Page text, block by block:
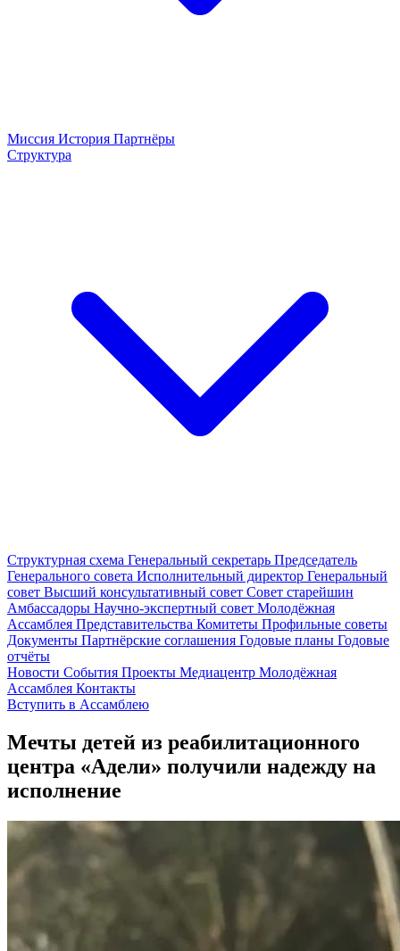
Миссия История Партнёры
Структура
Структурная схема Генеральный секретарь Председатель
Генерального совета Исполнительный директор Генеральный
совет Высший консультативный совет Совет старейшин
Амбассадоры Научно-экспертный совет Молодёжная
Ассамблея Представительства Комитеты Профильные советы
Документы Партнёрские соглашения Годовые планы Годовые
отчёты
Новости События Проекты Медиацентр Молодёжная
Ассамблея Контакты
Вступить в Ассамблею
Мечты детей из реабилитационного
центра «Адели» получили надежду на
исполнение